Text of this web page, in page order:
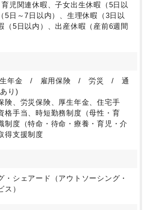
児関連休暇、子女出生休暇（5日以
5日～7日以内）、生理休暇（3日以
（5日以内）、出産休暇（産前6週間
年金 / 雇用保険 / 労災 / 通
り)
険、労災保険、厚生年金、住宅手
格手当、時短勤務制度（母性・育
制度（特命・待命・療養・育児・介
得支援制度
・シェアード（アウトソーシング・
ス）